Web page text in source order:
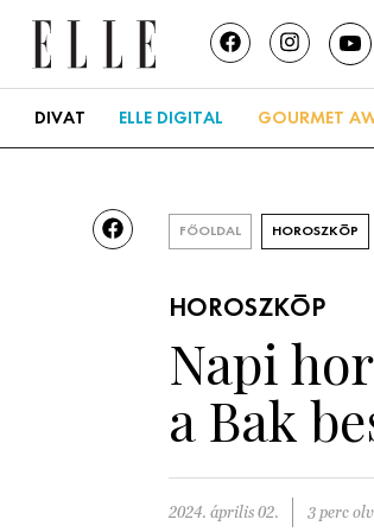
DIVAT ELLE DIGITAL GOURMET
FŐOLDAL HOROSZKÓP
HOROSZKÓP
Napi
a Bak
2024. április 02. 3 perc